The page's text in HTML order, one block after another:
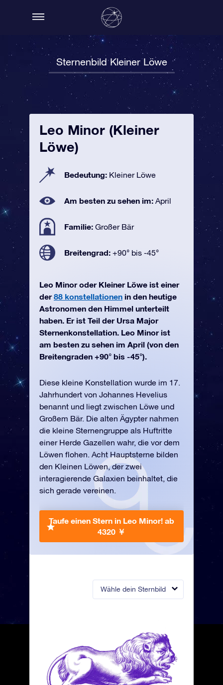
Sternenbild Kleiner Löwe
Wähle dein Sternbild
Leo Minor (Kleiner
Löwe)
Bedeutung: Kleiner Löwe
Am besten zu sehen im: April
Familie: Großer Bär
Breitengrad: +90° bis -45°
Leo Minor oder Kleiner Löwe ist einer
der88 konstellationen in den heutige
Astronomen den Himmel unterteilt
haben. Er ist Teil der Ursa Major
Sternenkonstellation. Leo Minor ist
am besten zu sehen im April (von den
Breitengraden +90° bis -45°).
Diese kleine Konstellation wurde im 17.
Jahrhundert von Johannes Hevelius
benannt und liegt zwischen Löwe und
Großem Bär. Die alten Ägypter nahmen
die kleine Sternengruppe als Huftritte
einer Herde Gazellen wahr, die vor dem
Löwen flohen. Acht Hauptsterne bilden
den Kleinen Löwen, der zwei
interagierende Galaxien beinhaltet, die
sich gerade vereinen.
Taufe einen Stern in Leo Minor! ab
4320 ￥